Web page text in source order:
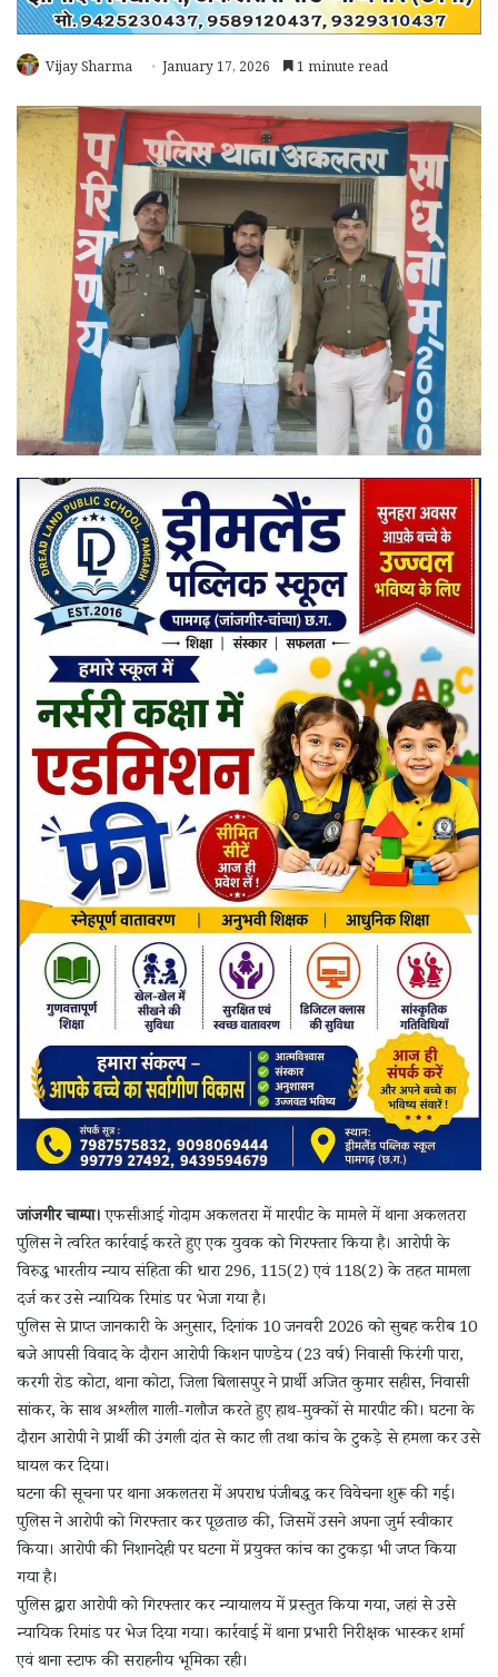
Vijay Sharma January 17, 2026 1 minute read
जांजगीर चाम्पा।एफसीआई गोदाम अकलतरा में मारपीट के मामले में थाना अकलतरा
पुलिस ने त्वरित कार्रवाई करते हुए एक युवक को गिरफ्तार किया है। आरोपी के
विरुद्ध भारतीय न्याय संहिता की धारा 296, 115(2) एवं 118(2) के तहत मामला
दर्ज कर उसे न्यायिक रिमांड पर भेजा गया है।
पुलिस से प्राप्त जानकारी के अनुसार, दिनांक 10 जनवरी 2026 को सुबह करीब 10
बजे आपसी विवाद के दौरान आरोपी किशन पाण्डेय (23 वर्ष) निवासी फिरंगी पारा,
करगी रोड कोटा, थाना कोटा, जिला बिलासपुर ने प्रार्थी अजित कुमार सहीस, निवासी
सांकर, के साथ अश्लील गाली-गलौज करते हुए हाथ-मुक्कों से मारपीट की। घटना के
दौरान आरोपी ने प्रार्थी की उंगली दांत से काट ली तथा कांच के टुकड़े से हमला कर उसे
घायल कर दिया।
घटना की सूचना पर थाना अकलतरा में अपराध पंजीबद्ध कर विवेचना शुरू की गई।
पुलिस ने आरोपी को गिरफ्तार कर पूछताछ की, जिसमें उसने अपना जुर्म स्वीकार
किया। आरोपी की निशानदेही पर घटना में प्रयुक्त कांच का टुकड़ा भी जप्त किया
गया है।
पुलिस द्वारा आरोपी को गिरफ्तार कर न्यायालय में प्रस्तुत किया गया, जहां से उसे
न्यायिक रिमांड पर भेज दिया गया। कार्रवाई में थाना प्रभारी निरीक्षक भास्कर शर्मा
एवं थाना स्टाफ की सराहनीय भूमिका रही।